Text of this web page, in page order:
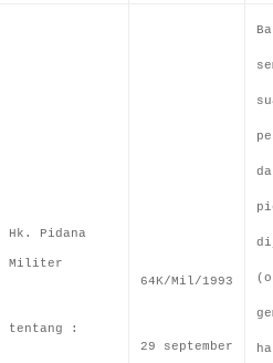
Hk. Pidana
Militer
tentang :
64K/Mil/1993
29 september